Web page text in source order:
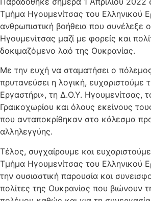
Τμήμα Ηγουμενίτσας του Ελληνικού
ανθρωπιστική βοήθεια που συνέλεξε
Ηγουμενίτσας μαζί με φορείς και
δοκιμαζόμενο λαό της Ουκρανίας.
Με την ευχή να σταματήσει ο
πρυτανεύσει η λογική,
Εργαστήρι», τη Δ.Ο.Υ. Ηγουμενίτσας,
Γραικοχωρίου και όλους εκείνους
που ανταποκρίθηκαν στο κάλεσμα
αλληλεγγύης.
Τέλος, συγχαίρουμε και
Τμήμα Ηγουμενίτσας του Ελληνικού
την ουσιαστική παρουσία και
πολίτες της Ουκρανίας που βιώνουν